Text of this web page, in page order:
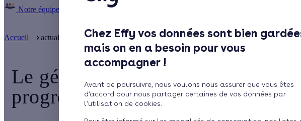
Chez Effy vos données sont bien
mais on en a besoin pour vous
accompagner !
Avant de poursuivre, nous voulons nous assurer que vous êtes
d’accord pour nous partager certaines de vos données par
l’utilisation de cookies.
Notre équipe
Rejoignez-nous
Accueil actualite Le génie climatique se féminise… progressivem ...
Le génie climatique se féminise…
progressivement